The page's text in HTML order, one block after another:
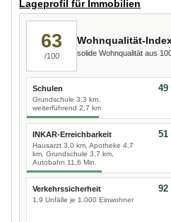
Lageprofil für Immobilien
63
/100
Wohnqualität-
solide Wohnqualität aus
Schulen
Grundschule 3,3 km,
weiterführend 2,7 km
49
INKAR-Erreichbarkeit
Hausarzt 3,0 km, Apotheke 4,7
km, Grundschule 3,7 km,
Autobahn 11,6 Min.
51
Verkehrssicherheit
1,9 Unfälle je 1.000 Einwohner
92